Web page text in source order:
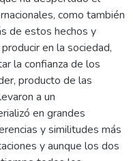
como también
de estos hechos y
en la sociedad,
la confianza de los
producto de las
a un
en grandes
y similitudes más
y aunque los dos